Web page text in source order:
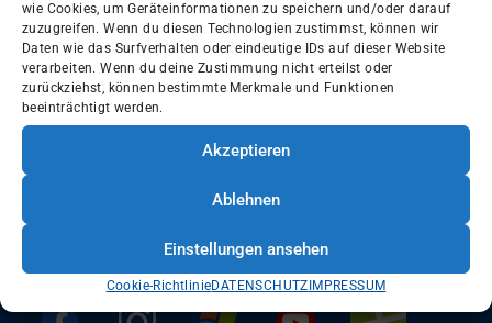
wie Cookies, um Geräteinformationen zu speichern und/oder darauf
zuzugreifen. Wenn du diesen Technologien zustimmst, können wir
Daten wie das Surfverhalten oder eindeutige IDs auf dieser Website
verarbeiten. Wenn du deine Zustimmung nicht erteilst oder
zurückziehst, können bestimmte Merkmale und Funktionen
beeinträchtigt werden.
Akzeptieren
Ablehnen
Einstellungen ansehen
Cookie-RichtlinieDATENSCHUTZ IMPRESSUM
Erste spielt um Supercup
EDEKA Foodservice Sportpark
Ü32 zieht ins Pokalfinale ein